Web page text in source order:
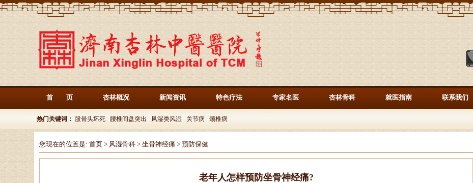
首 页 杏林概况 新闻资讯 特色疗法 专家名医 杏林骨科 就医指南 联系我们
热门关键词： 股骨头坏死 腰椎间盘突出 风湿类风湿 关节病 颈椎病
您现在的位置是: 首页 > 风湿骨科 > 坐骨神经痛 > 预防保健
老年人怎样预防坐骨神经痛?